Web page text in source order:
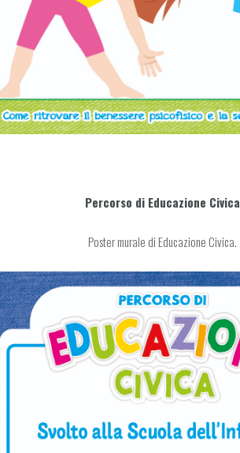
Percorso di Educazione Civica
Poster murale di Educazione Civica.